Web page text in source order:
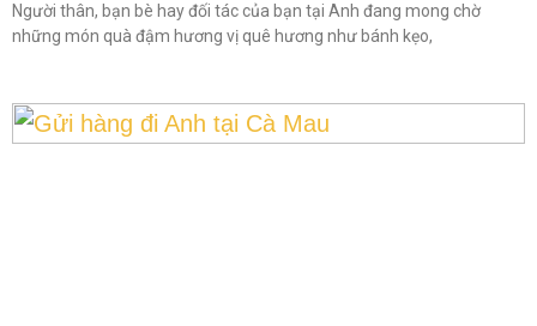
Người thân, bạn bè hay đối tác của bạn tại Anh đang mong chờ
những món quà đậm hương vị quê hương như bánh kẹo,